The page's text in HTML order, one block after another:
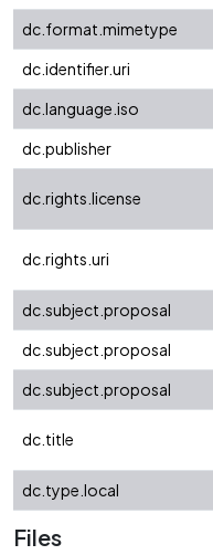
dc.format.mimetype
dc.identifier.uri
dc.language.iso
dc.publisher
dc.rights.license
dc.rights.uri
dc.subject.proposal
dc.subject.proposal
dc.subject.proposal
dc.title
dc.type.local
Files